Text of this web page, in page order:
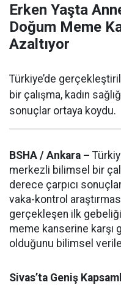
Erken Yaşta
Doğum Meme
Azaltıyor
Türkiye’de
bir çalışma, kadın
sonuçlar ortaya koydu.
BSHA / Ankara –
merkezli bilimsel bir
derece çarpıcı
vaka-kontrol
gerçekleşen ilk
meme kanserine karşı
olduğunu bilimsel
Sivas’ta Geniş